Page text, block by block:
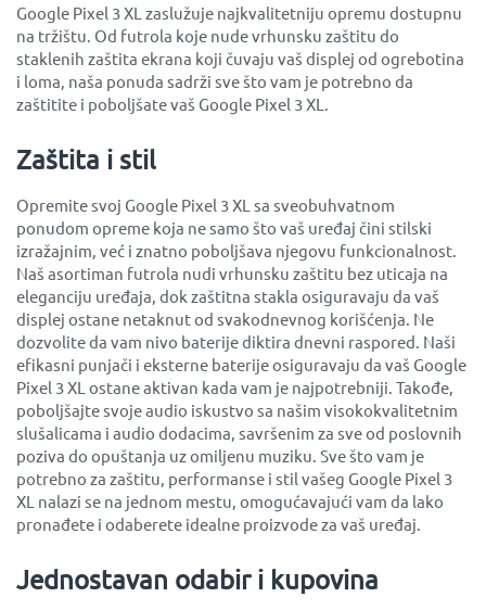
Google Pixel 3 XL zaslužuje najkvalitetniju opremu dostupnu
na tržištu. Od futrola koje nude vrhunsku zaštitu do
staklenih zaštita ekrana koji čuvaju vaš displej od ogrebotina
i loma, naša ponuda sadrži sve što vam je potrebno da
zaštitite i poboljšate vaš Google Pixel 3 XL.
Zaštita i stil
Opremite svoj Google Pixel 3 XL sa sveobuhvatnom
ponudom opreme koja ne samo što vaš uređaj čini stilski
izražajnim, već i znatno poboljšava njegovu funkcionalnost.
Naš asortiman futrola nudi vrhunsku zaštitu bez uticaja na
eleganciju uređaja, dok zaštitna stakla osiguravaju da vaš
displej ostane netaknut od svakodnevnog korišćenja. Ne
dozvolite da vam nivo baterije diktira dnevni raspored. Naši
efikasni punjači i eksterne baterije osiguravaju da vaš Google
Pixel 3 XL ostane aktivan kada vam je najpotrebniji. Takođe,
poboljšajte svoje audio iskustvo sa našim visokokvalitetnim
slušalicama i audio dodacima, savršenim za sve od poslovnih
poziva do opuštanja uz omiljenu muziku. Sve što vam je
potrebno za zaštitu, performanse i stil vašeg Google Pixel 3
XL nalazi se na jednom mestu, omogućavajući vam da lako
pronađete i odaberete idealne proizvode za vaš uređaj.
Jednostavan odabir i kupovina